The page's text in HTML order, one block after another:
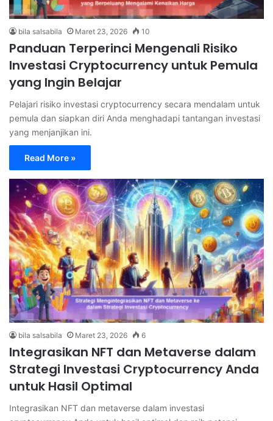
bila salsabila Maret 23, 2026 10
Panduan Terperinci Mengenali Risiko
Investasi Cryptocurrency untuk Pemula
yang Ingin Belajar
Pelajari risiko investasi cryptocurrency secara mendalam untuk
pemula dan siapkan diri Anda menghadapi tantangan investasi
yang menjanjikan ini.
Read More »
bila salsabila Maret 23, 2026 6
Integrasikan NFT dan Metaverse dalam
Strategi Investasi Cryptocurrency Anda
untuk Hasil Optimal
Integrasikan NFT dan metaverse dalam investasi